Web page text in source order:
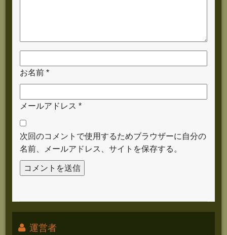
お名前 *
メールアドレス *
次回のコメントで使用するためブラウザーに自分の
名前、メールアドレス、サイトを保存する。
運営者